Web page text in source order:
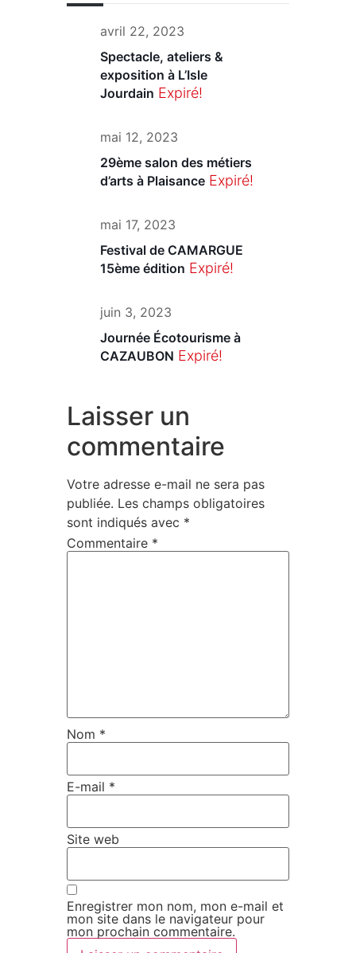
avril 22, 2023
Spectacle, ateliers &
exposition à L’Isle
Jourdain Expiré!
mai 12, 2023
29ème salon des métiers
d’arts à Plaisance Expiré!
mai 17, 2023
Festival de CAMARGUE
15ème édition Expiré!
juin 3, 2023
Journée Écotourisme à
CAZAUBON Expiré!
Laisser un
commentaire
Votre adresse e-mail ne sera pas
publiée. Les champs obligatoires
sont indiqués avec *
Commentaire *
Nom *
E-mail *
Site web
Enregistrer mon nom, mon e-mail et
mon site dans le navigateur pour
mon prochain commentaire.